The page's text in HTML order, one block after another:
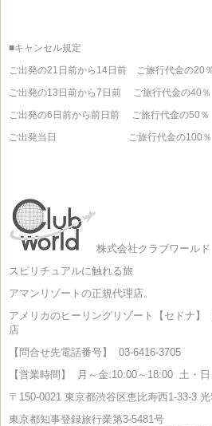
■キャンセル規定
ご出発の21日前から14日前 ご旅行代金の20％
ご出発の13日前から7日前 ご旅行代金の40％
ご出発の6日前から前日前 ご旅行代金の50％
ご出発当日 ご旅行代金の100％
株式会社クラブワールド
スピリチュアルに触れる旅
アマンリゾートの正規代理店。
アメリカのヒーリングリゾート【セドナ】
店
【問合せ先電話番号】
03-6416-3705
【営業時間】
月～金:10:00～18:00 土・
〒150-0021 東京都渋谷区恵比寿西1-33-3
東京都知事登録旅行業第3-5481号